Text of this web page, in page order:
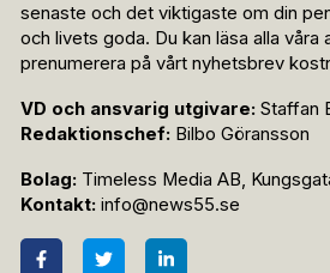
senaste och det viktigaste om din
och livets goda. Du kan läsa alla våra
prenumerera på vårt nyhetsbrev
VD och ansvarig utgivare: Staffan
Redaktionschef: Bilbo Göransson
Bolag: Timeless Media AB,
Kontakt: info@news55.se